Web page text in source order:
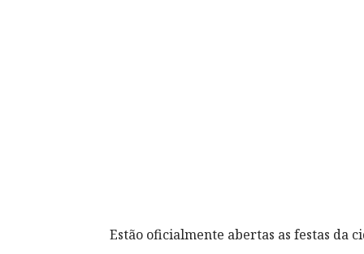
Estão oficialmente abertas as festas da